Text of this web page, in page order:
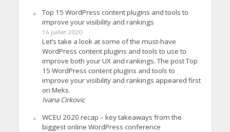
Top 15 WordPress content plugins and tools to
improve your visibility and rankings
16 juillet 2020
Let’s take a look at some of the must-have
WordPress content plugins and tools to use to
improve both your UX and rankings. The post Top
15 WordPress content plugins and tools to
improve your visibility and rankings appeared first
on Meks.
Ivana Cirkovic
WCEU 2020 recap – key takeaways from the
biggest online WordPress conference